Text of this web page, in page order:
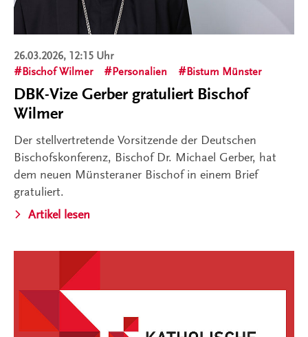
26.03.2026, 12:15 Uhr
Bischof Wilmer
Personalien Bistum Münster
DBK-Vize Gerber gratuliert Bischof
Wilmer
Der stellvertretende Vorsitzende der Deutschen
Bischofskonferenz, Bischof Dr. Michael Gerber, hat
dem neuen Münsteraner Bischof in einem Brief
gratuliert.
Artikel lesen